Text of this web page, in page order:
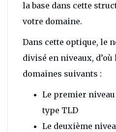
la base dans cette
votre domaine.
Dans cette optique, le
divisé en niveaux, d’où
domaines suivants :
Le premier
type TLD
Le deuxième